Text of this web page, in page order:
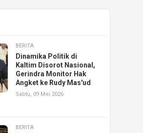
BERITA
Dinamika Politik di
Kaltim Disorot Nasional,
Gerindra Monitor Hak
Angket ke Rudy Mas'ud
Sabtu, 09 Mei 2026
BERITA